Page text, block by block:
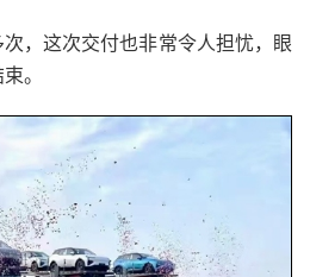
，这次交付也非常令人担忧，眼
。